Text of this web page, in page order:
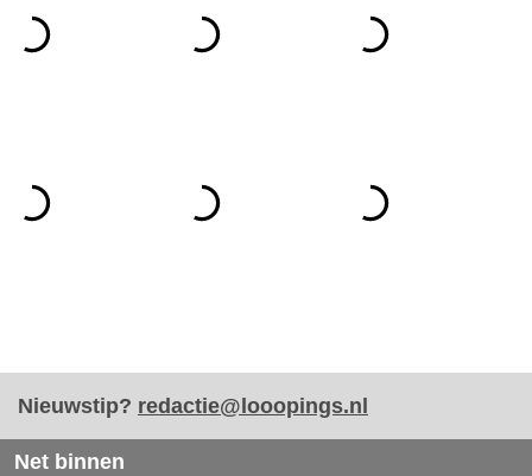
Nieuwstip? redactie@looopings.nl
Net binnen